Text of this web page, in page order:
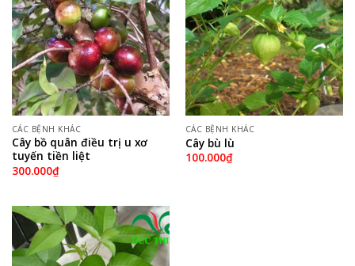
CÁC BỆNH KHÁC
Cây bồ quân điều trị u xơ
tuyến tiền liệt
300.000₫
CÁC BỆNH KHÁC
Cây bù lù
100.000₫